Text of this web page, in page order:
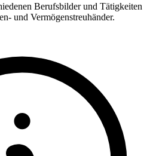
Berufsbilder und Tätigkeiten
und Vermögenstreuhänder.